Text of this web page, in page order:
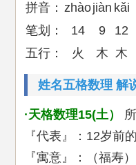
拼音： zhàojiàn kǎi
笔划：
14 9
12
五行：
火 木 木
姓名五格数理 解
·天格数理15(土）
『代表』：12岁前
『寓意』：（福寿